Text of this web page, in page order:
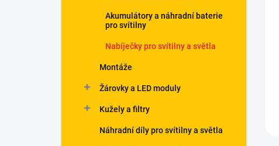
Akumulátory a náhradní baterie
pro svítilny
Nabíječky pro svítilny a světla
Montáže
Žárovky a LED moduly
Kužely a filtry
Náhradní díly pro svítilny a světla